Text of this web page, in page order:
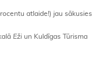
atlaide!) jau sākusies
Eži un Kuldīgas Tūrisma